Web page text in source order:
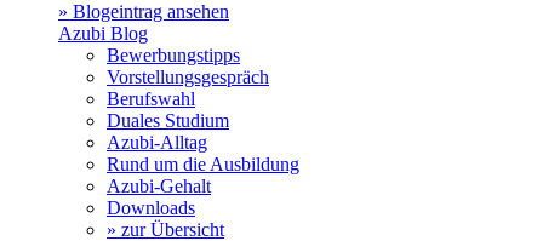
» Blogeintrag ansehen
Azubi Blog
Bewerbungstipps
Vorstellungsgespräch
Berufswahl
Duales Studium
Azubi-Alltag
Rund um die Ausbildung
Azubi-Gehalt
Downloads
» zur Übersicht